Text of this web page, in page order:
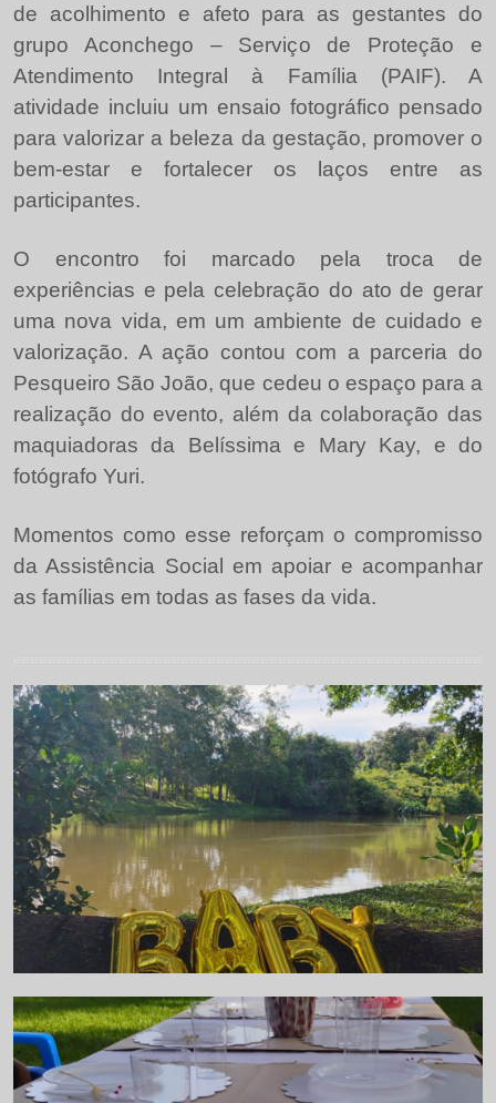
de acolhimento e afeto para as gestantes do
grupo Aconchego – Serviço de Proteção e
Atendimento Integral à Família (PAIF). A
atividade incluiu um ensaio fotográfico pensado
para valorizar a beleza da gestação, promover o
bem-estar e fortalecer os laços entre as
participantes.
O encontro foi marcado pela troca de
experiências e pela celebração do ato de gerar
uma nova vida, em um ambiente de cuidado e
valorização. A ação contou com a parceria do
Pesqueiro São João, que cedeu o espaço para a
realização do evento, além da colaboração das
maquiadoras da Belíssima e Mary Kay, e do
fotógrafo Yuri.
Momentos como esse reforçam o compromisso
da Assistência Social em apoiar e acompanhar
as famílias em todas as fases da vida.